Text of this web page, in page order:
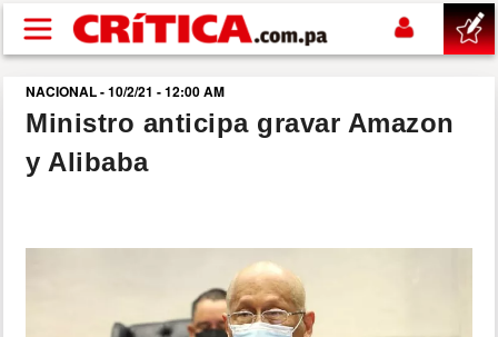
Pasar al contenido principal
buscar
SUCESOS
NACIONAL - 10/2/21 - 12:00 AM
Ministro anticipa gravar Amazon
y Alibaba